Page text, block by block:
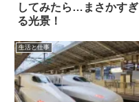
してみたら…まさかすぎ
る光景！
生活と仕事